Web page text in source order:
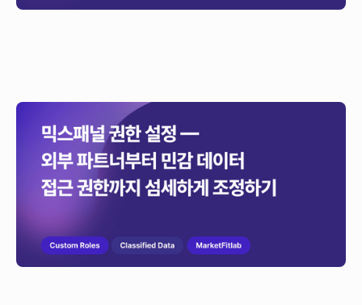
믹스패널 권한 설정 — 외부 파트너부터 민감 데이터
접근 권한까지 섬세하게 조정하기
믹스패널 권한 설정으로 최소 권한 원칙을 실무에 적용하는 방법 — 기본
역할부터 Custom Roles, Classified Data 접근 제어까지 단계별로
안내해드려요.